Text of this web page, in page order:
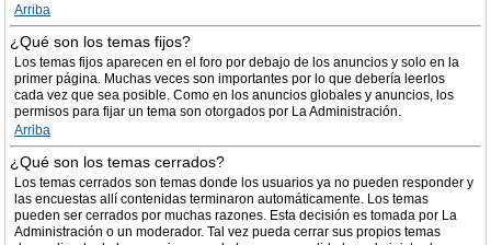
Arriba
¿Qué son los temas fijos?
Los temas fijos aparecen en el foro por debajo de los anuncios y solo en la
primer página. Muchas veces son importantes por lo que debería leerlos
cada vez que sea posible. Como en los anuncios globales y anuncios, los
permisos para fijar un tema son otorgados por La Administración.
Arriba
¿Qué son los temas cerrados?
Los temas cerrados son temas donde los usuarios ya no pueden responder y
las encuestas allí contenidas terminaron automáticamente. Los temas
pueden ser cerrados por muchas razones. Esta decisión es tomada por La
Administración o un moderador. Tal vez pueda cerrar sus propios temas